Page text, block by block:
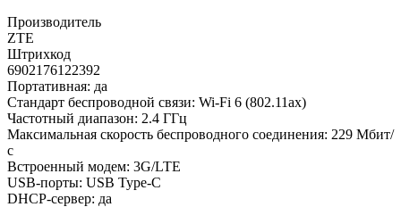
Производитель
ZTE
Штрихкод
6902176122392
Портативная: да
Стандарт беспроводной связи: Wi-Fi 6 (802.11ax)
Частотный диапазон: 2.4 ГГц
Максимальная скорость беспроводного соединения: 229 Мбит/
с
Встроенный модем: 3G/LTE
USB-порты: USB Type-C
DHCP-сервер: да